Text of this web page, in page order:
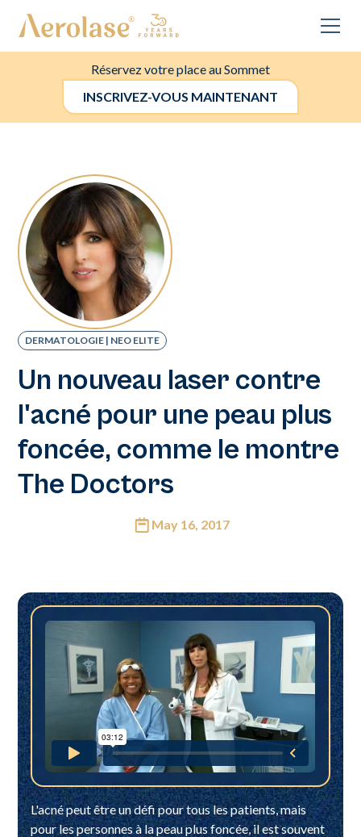
Réservez votre place au Sommet
INSCRIVEZ-VOUS MAINTENANT
DERMATOLOGIE | NEO ELITE
Un nouveau laser contre
l'acné pour une peau plus
foncée, comme le montre
The Doctors
May 16, 2017
L'acné peut être un défi pour tous les patients, mais
pour les personnes à la peau plus foncée, il est souvent